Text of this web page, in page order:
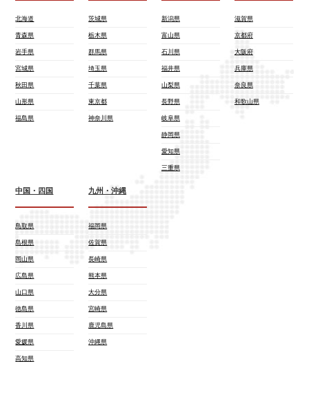
北海道
青森県
岩手県
宮城県
秋田県
山形県
福島県
茨城県
栃木県
群馬県
埼玉県
千葉県
東京都
神奈川県
新潟県
富山県
石川県
福井県
山梨県
長野県
岐阜県
静岡県
愛知県
三重県
滋賀県
京都府
大阪府
兵庫県
奈良県
和歌山県
中国・四国
鳥取県
島根県
岡山県
広島県
山口県
徳島県
香川県
愛媛県
高知県
九州・沖縄
福岡県
佐賀県
長崎県
熊本県
大分県
宮崎県
鹿児島県
沖縄県